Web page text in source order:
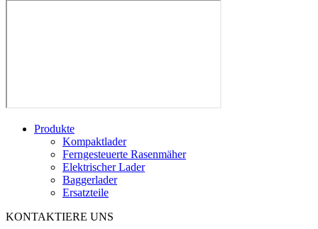
Produkte
Kompaktlader
Ferngesteuerte Rasenmäher
Elektrischer Lader
Baggerlader
Ersatzteile
KONTAKTIERE UNS